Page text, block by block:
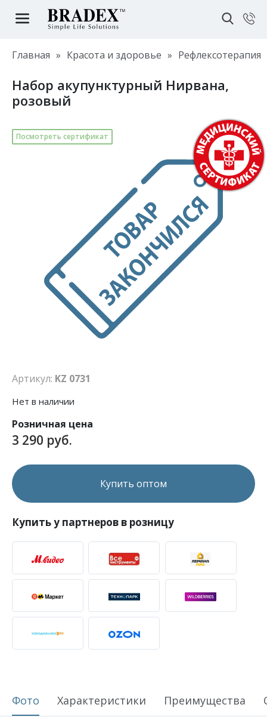
Главная » Красота и здоровье » Рефлексотерапия
Набор акупунктурный Нирвана,
розовый
Посмотреть сертификат
Артикул: KZ 0731
Нет в наличии
Розничная цена
3 290 руб.
Купить оптом
Купить у партнеров в розницу
Фото Характеристики Преимущества